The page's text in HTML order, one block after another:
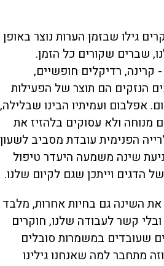
גילו שבזמן הערות נוצר באופן
שברים שקורים כל הזמן.
רדיקלים חופשיים,
הנזקים הם תוצר של הפעילות
אפלבום ועמיתיו הבינו שבלילה,
מנוחה ולא עסוקים בלהזיז את
הפנימית עובדת מסביב לשעון
שינה משמעה היעדר טיפול
הדגים וייתכן שגם לקיום שלנו.
השינה גם בחיות אחרות, מלבד
קשר לעבודה שלנו, חוקרים
שעובדים במשמרות סובלים
מתחבר למה שאנחנו גילינו